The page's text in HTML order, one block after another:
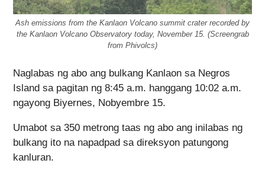
Ash emissions from the Kanlaon Volcano summit crater recorded by
the Kanlaon Volcano Observatory today, November 15. (Screengrab
from Phivolcs)
Naglabas ng abo ang bulkang Kanlaon sa Negros
Island sa pagitan ng 8:45 a.m. hanggang 10:02 a.m.
ngayong Biyernes, Nobyembre 15.
Umabot sa 350 metrong taas ng abo ang inilabas ng
bulkang ito na napadpad sa direksyon patungong
kanluran.